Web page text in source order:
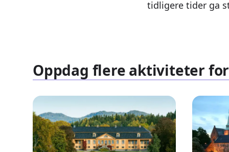
tidligere tider ga
Oppdag flere aktiviteter